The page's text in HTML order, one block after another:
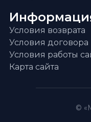
Условия возврата
Условия договора
Условия работы
Карта сайта
©